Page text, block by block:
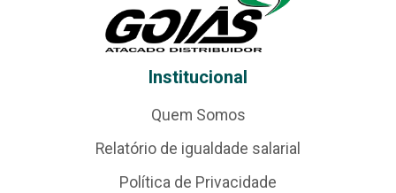
Institucional
Quem Somos
Relatório de igualdade salarial
Política de Privacidade